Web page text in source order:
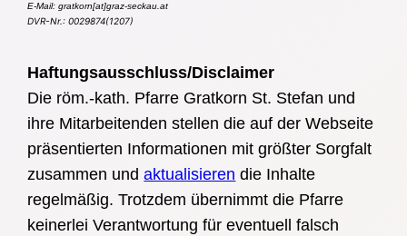
E-Mail: gratkorn[at]graz-seckau.at
DVR-Nr.: 0029874(1207)
Haftungsausschluss/Disclaimer
Die röm.-kath. Pfarre Gratkorn St. Stefan und
ihre Mitarbeitenden stellen die auf der Webseite
präsentierten Informationen mit größter Sorgfalt
zusammen undaktualisieren die Inhalte
regelmäßig. Trotzdem übernimmtdie Pfarre
keinerlei Verantwortung für eventuell falsch